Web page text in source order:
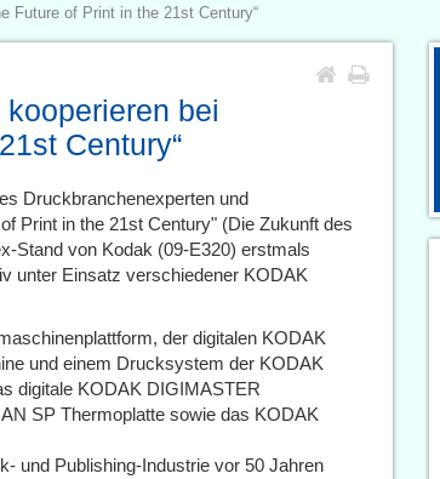
Future of Print in the 21st Century“
bei
Century“
Druckbranchenexperten und
Print in the 21st Century" (Die Zukunft des
Stand von Kodak (09-E320) erstmals
unter Einsatz verschiedener KODAK
der digitalen KODAK
und einem Drucksystem der KODAK
digitale KODAK DIGIMASTER
SP Thermoplatte sowie das KODAK
und Publishing-Industrie vor 50 Jahren